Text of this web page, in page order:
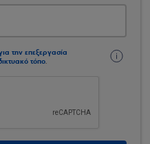
την επεξεργασία
τόπο.